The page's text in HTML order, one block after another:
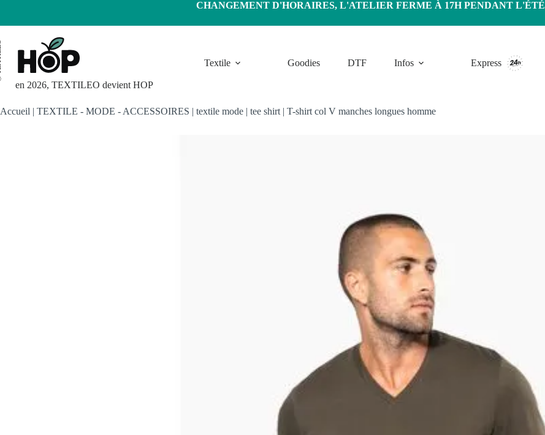
contenu
CHANGEMENT D'HORAIRES, L'ATELIER FERME À 17H PENDANT L'ÉTÉ
en 2026, TEXTILEO devient HOP
Textile Goodies DTF Infos Express
Accueil | TEXTILE - MODE - ACCESSOIRES | textile mode | tee shirt | T-shirt col V manches longues homme